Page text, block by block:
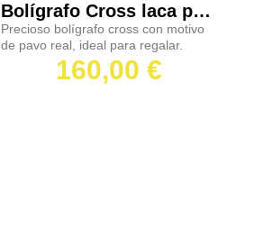
Bolígrafo Cross laca pavo Real
Precioso bolígrafo cross con motivo
de pavo real, ideal para regalar.
160,00 €